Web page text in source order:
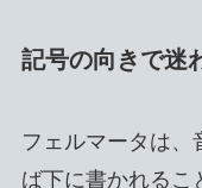
記号の向きで迷
フェルマータは、
ば下に書かれるこ